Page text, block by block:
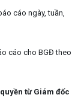
cáo ngày, tuần,
cáo cho BGĐ theo
từ Giám đốc